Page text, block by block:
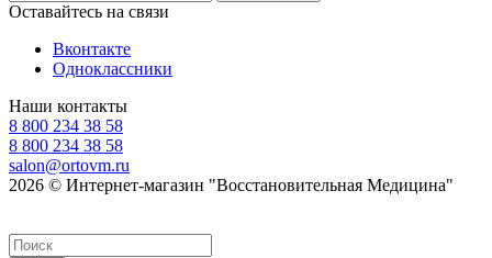
Оставайтесь на связи
Вконтакте
Одноклассники
Наши контакты
8 800 234 38 58
8 800 234 38 58
salon@ortovm.ru
2026 © Интернет-магазин "Восстановительная Медицина"